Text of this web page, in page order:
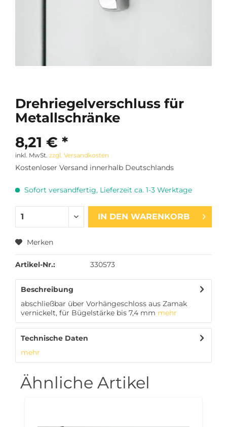
Drehriegelverschluss für
Metallschränke
8,21 € *
inkl. MwSt. zzgl. Versandkosten
Kostenloser Versand innerhalb Deutschlands
Sofort versandfertig, Lieferzeit ca. 1-3 Werktage
IN DEN WARENKORB
Merken
Artikel-Nr.: 330573
Beschreibung
abschließbar über Vorhängeschloss aus Zamak
vernickelt, für Bügelstärke bis 7,4 mm mehr
Technische Daten
mehr
Ähnliche Artikel